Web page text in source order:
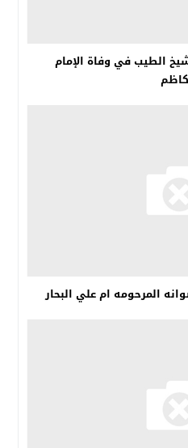
الطيب في وفاة الإمام
المرحومه ام علي البحار